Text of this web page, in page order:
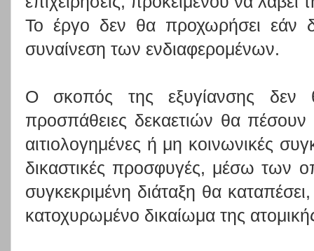
Το έργο δεν θα προχωρήσει εάν
συναίνεση των ενδιαφερομένων.
Ο σκοπός της εξυγίανσης δεν
προσπάθειες δεκαετιών θα πέσουν
αιτιολογημένες ή μη κοινωνικές
δικαστικές προσφυγές, μέσω των
συγκεκριμένη διάταξη θα καταπέσει,
κατοχυρωμένο δικαίωμα της